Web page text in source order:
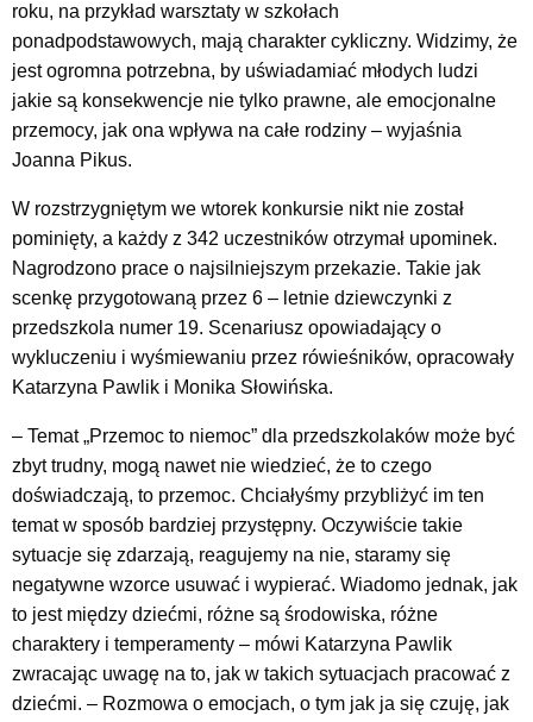
roku, na przykład warsztaty w szkołach
ponadpodstawowych, mają charakter cykliczny. Widzimy, że
jest ogromna potrzebna, by uświadamiać młodych ludzi
jakie są konsekwencje nie tylko prawne, ale emocjonalne
przemocy, jak ona wpływa na całe rodziny – wyjaśnia
Joanna Pikus.
W rozstrzygniętym we wtorek konkursie nikt nie został
pominięty, a każdy z 342 uczestników otrzymał upominek.
Nagrodzono prace o najsilniejszym przekazie. Takie jak
scenkę przygotowaną przez 6 – letnie dziewczynki z
przedszkola numer 19. Scenariusz opowiadający o
wykluczeniu i wyśmiewaniu przez rówieśników, opracowały
Katarzyna Pawlik i Monika Słowińska.
– Temat „Przemoc to niemoc” dla przedszkolaków może być
zbyt trudny, mogą nawet nie wiedzieć, że to czego
doświadczają, to przemoc. Chciałyśmy przybliżyć im ten
temat w sposób bardziej przystępny. Oczywiście takie
sytuacje się zdarzają, reagujemy na nie, staramy się
negatywne wzorce usuwać i wypierać. Wiadomo jednak, jak
to jest między dziećmi, różne są środowiska, różne
charaktery i temperamenty – mówi Katarzyna Pawlik
zwracając uwagę na to, jak w takich sytuacjach pracować z
dziećmi. – Rozmowa o emocjach, o tym jak ja się czuję, jak